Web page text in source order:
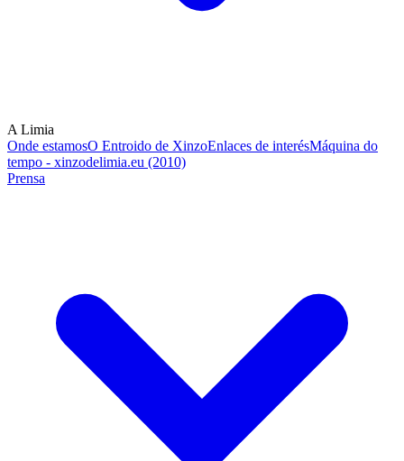
A Limia
Onde estamosO Entroido de XinzoEnlaces de interésMáquina do
tempo - xinzodelimia.eu (2010)
Prensa